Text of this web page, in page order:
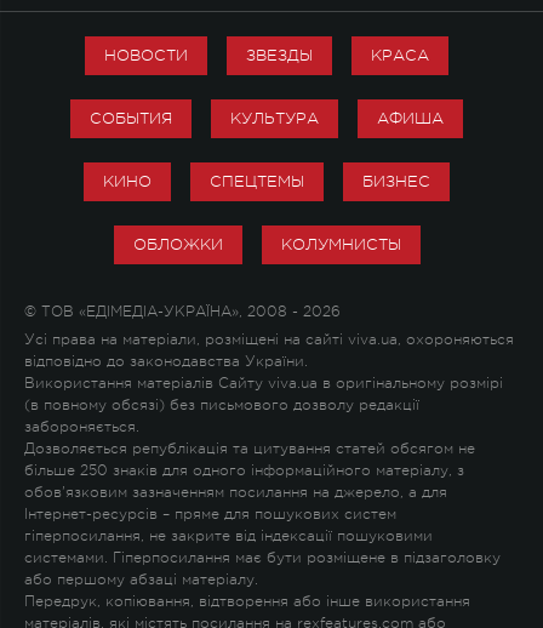
НОВОСТИ ЗВЕЗДЫ КРАСА
СОБЫТИЯ КУЛЬТУРА АФИША
КИНО СПЕЦТЕМЫ БИЗНЕС
ОБЛОЖКИ КОЛУМНИСТЫ
© ТОВ «ЕДІМЕДІА-УКРАЇНА», 2008 - 2026
Усі права на матеріали, розміщені на сайті viva.ua, охороняються
відповідно до законодавства України.
Використання матеріалів Сайту viva.ua в оригінальному розмірі
(в повному обсязі) без письмового дозволу редакції
забороняється.
Дозволяється републікація та цитування статей обсягом не
більше 250 знаків для одного інформаційного матеріалу, з
обов'язковим зазначенням посилання на джерело, а для
Інтернет-ресурсів – пряме для пошукових систем
гіперпосилання, не закрите від індексації пошуковими
системами. Гіперпосилання має бути розміщене в підзаголовку
або першому абзаці матеріалу.
Передрук, копіювання, відтворення або інше використання
матеріалів, які містять посилання на rexfeatures.com або